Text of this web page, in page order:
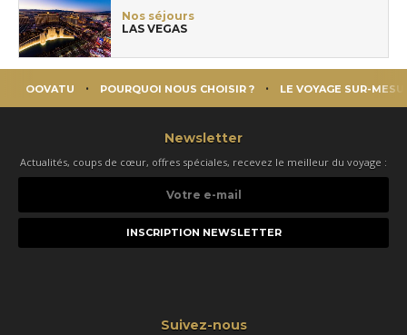
Nos séjours
LAS VEGAS
OOVATU POURQUOI NOUS CHOISIR ? LE VOYAGE SUR-
Newsletter
Actualités, coups de cœur, offres spéciales, recevez le meilleur du voyage :
e-
Suivez-nous